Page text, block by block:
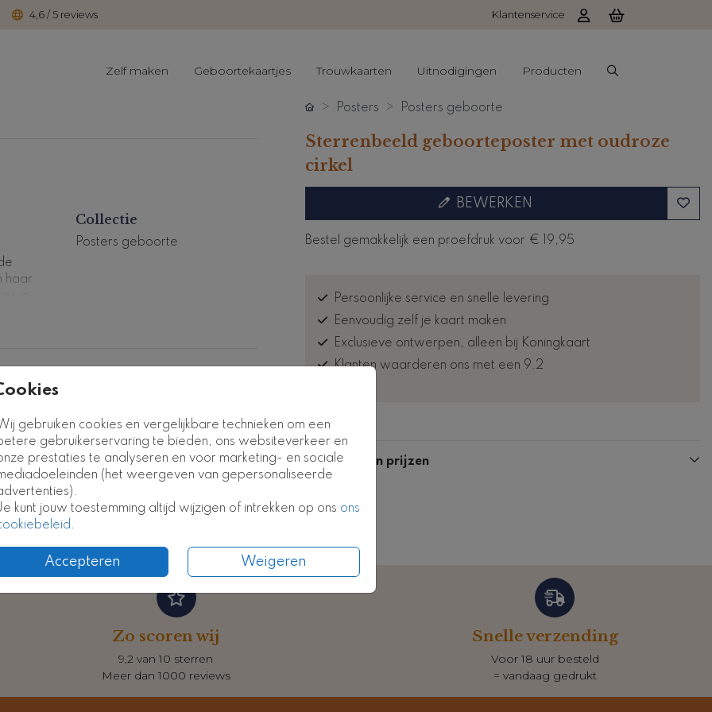
4,6 / 5 reviews Klantenservice
Zelf maken Geboortekaartjes Trouwkaarten Uitnodigingen Producten
gebruiken cookies en vergelijkbare technieken om een
gebruikerservaring te bieden, ons websiteverkeer en
prestaties te analyseren en voor marketing- en sociale
(het weergeven van gepersonaliseerde
kunt jouw toestemming altijd wijzigen of intrekken op ons ons
.
Accepteren Weigeren
haar
Collectie
Posters geboorte
Posters Posters geboorte
Sterrenbeeld geboorteposter met oudroze
cirkel
BEWERKEN
Bestel gemakkelijk een proefdruk voor € 19,95
Persoonlijke service en snelle levering
Eenvoudig zelf je kaart maken
Exclusieve ontwerpen, alleen bij Koningkaart
Klanten waarderen ons met een 9.2
Formaten en prijzen
Zo scoren wij
9,2 van 10 sterren
Meer dan 1000 reviews
Snelle verzending
Voor 18 uur besteld
= vandaag gedrukt